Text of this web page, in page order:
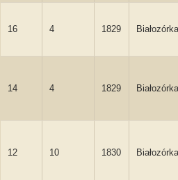
16 4 1829 Białozórka
14 4 1829 Białozórka
12 10 1830 Białozórka